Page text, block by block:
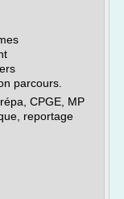
parcours.
CPGE, MP
reportage